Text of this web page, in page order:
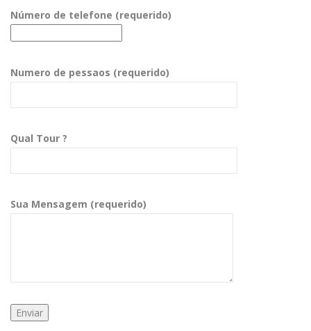
Número de telefone (requerido)
Numero de pessaos (requerido)
Qual Tour ?
Sua Mensagem (requerido)